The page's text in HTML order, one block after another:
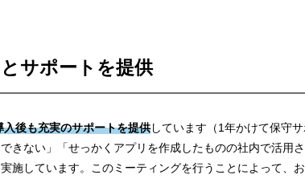
サポートを提供
入後も充実のサポートを提供しています（1年かけて保守
きない」「せっかくアプリを作成したものの社内で活用
施しています。このミーティングを行うことによって、